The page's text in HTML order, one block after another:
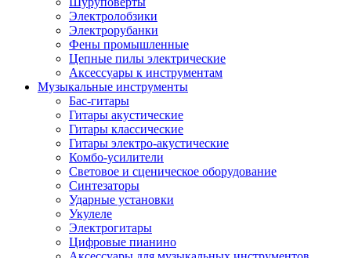
Электролобзики
Электрорубанки
Фены промышленные
Цепные пилы электрические
Аксессуары к инструментам
Музыкальные инструменты
Бас-гитары
Гитары акустические
Гитары классические
Гитары электро-акустические
Комбо-усилители
Световое и сценическое оборудование
Синтезаторы
Ударные установки
Укулеле
Электрогитары
Цифровые пианино